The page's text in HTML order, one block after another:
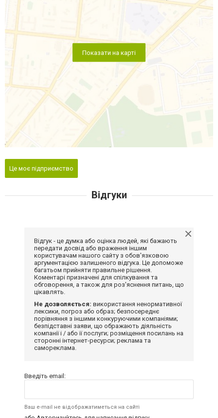
Показати на карті
Це моє підприємство
Відгуки
Відгук - це думка або оцінка людей, які бажають
передати досвід або враження іншим
користувачам нашого сайту з обов'язковою
аргументацією залишеного відгука. Це допоможе
багатьом прийняти правильне рішення.
Коментарі призначені для спілкування та
обговорення, а також для роз'яснення питань, що
цікавлять.
Не дозволяється: використання ненормативної
лексики, погроз або образ; безпосереднє
порівняння з іншими конкуруючими компаніями;
безпідставні заяви, що ображають діяльність
компанії і / або її послуги; розміщення посилань на
сторонні інтернет-ресурси; реклама та
самореклама.
Введіть email:
Ваш e-mail не відображатиметься на сайті